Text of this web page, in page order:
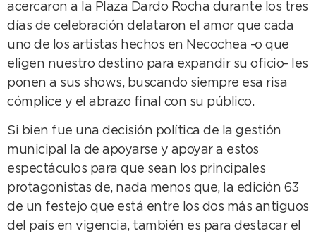
acercaron a la Plaza Dardo Rocha durante los tres
días de celebración delataron el amor que cada
uno de los artistas hechos en Necochea -o que
eligen nuestro destino para expandir su oficio- les
ponen a sus shows, buscando siempre esa risa
cómplice y el abrazo final con su público.
Si bien fue una decisión política de la gestión
municipal la de apoyarse y apoyar a estos
espectáculos para que sean los principales
protagonistas de, nada menos que, la edición 63
de un festejo que está entre los dos más antiguos
del país en vigencia, también es para destacar el